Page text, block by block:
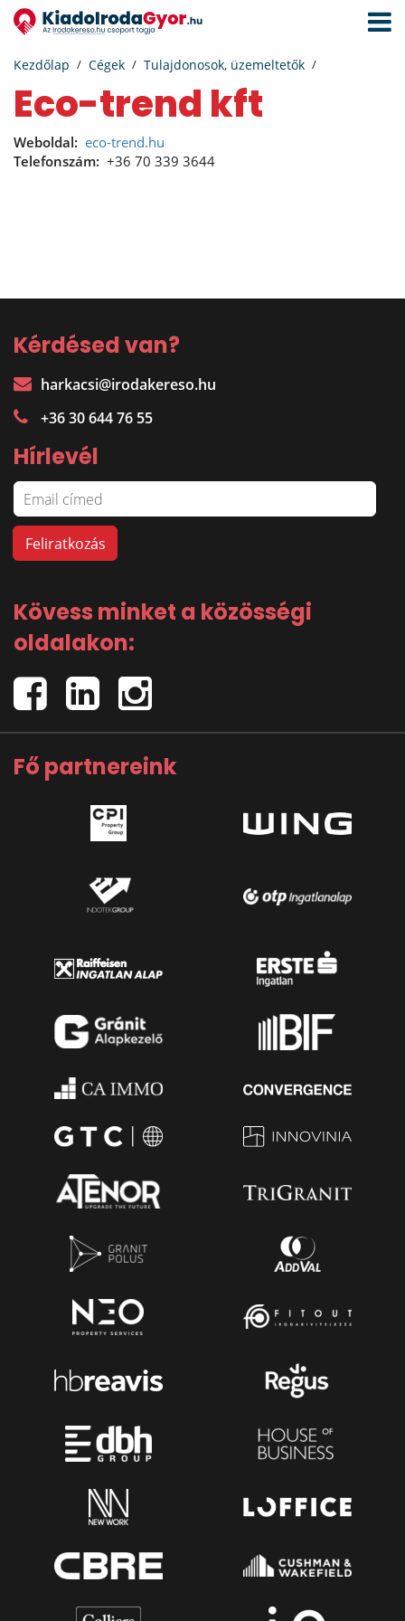
Kezdőlap Cégek Tulajdonosok, üzemeltetők
eco-trend kft
Weboldal: eco-trend.hu
Telefonszám: +36 70 339 3644
Kérdésed van?
harkacsi@irodakereso.hu
+36 30 644 76 55
Hírlevél
Kövess minket a közösségi
oldalakon:
Fő partnereink